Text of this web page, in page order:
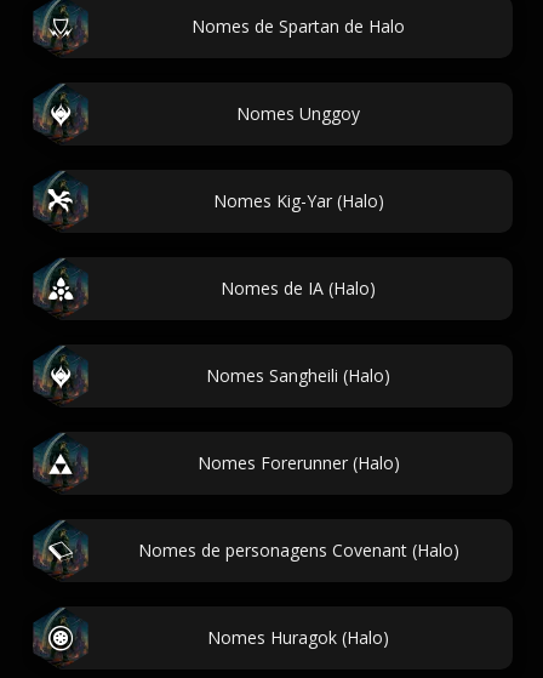
Nomes de Spartan de Halo
Nomes Unggoy
Nomes Kig-Yar (Halo)
Nomes de IA (Halo)
Nomes Sangheili (Halo)
Nomes Forerunner (Halo)
Nomes de personagens Covenant (Halo)
Nomes Huragok (Halo)